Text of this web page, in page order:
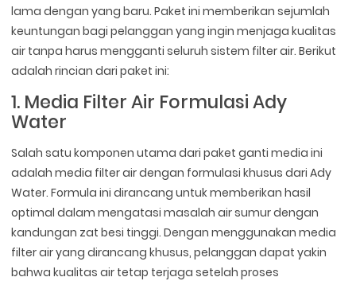
lama dengan yang baru. Paket ini memberikan sejumlah
keuntungan bagi pelanggan yang ingin menjaga kualitas
air tanpa harus mengganti seluruh sistem filter air. Berikut
adalah rincian dari paket ini:
1. Media Filter Air Formulasi Ady
Water
Salah satu komponen utama dari paket ganti media ini
adalah media filter air dengan formulasi khusus dari Ady
Water. Formula ini dirancang untuk memberikan hasil
optimal dalam mengatasi masalah air sumur dengan
kandungan zat besi tinggi. Dengan menggunakan media
filter air yang dirancang khusus, pelanggan dapat yakin
bahwa kualitas air tetap terjaga setelah proses